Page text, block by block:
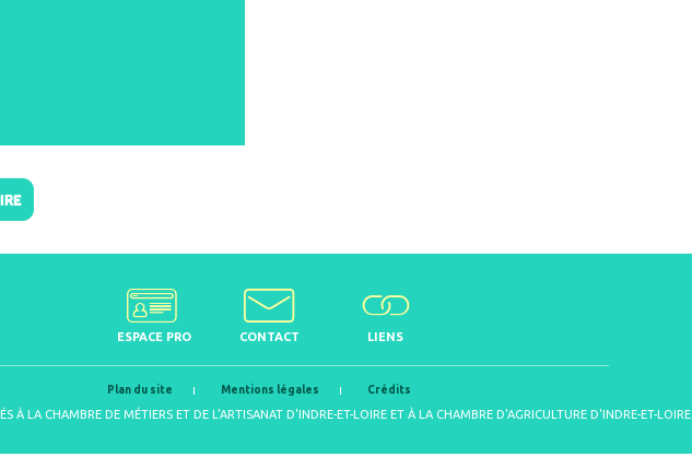
ESPACE PRO CONTACT LIENS
Plan du site Mentions légales Crédits
À LA CHAMBRE DE MÉTIERS ET DE L'ARTISANAT D'INDRE-ET-LOIRE ET À LA CHAMBRE D'AGRICULTURE D'INDRE-ET-LOIRE